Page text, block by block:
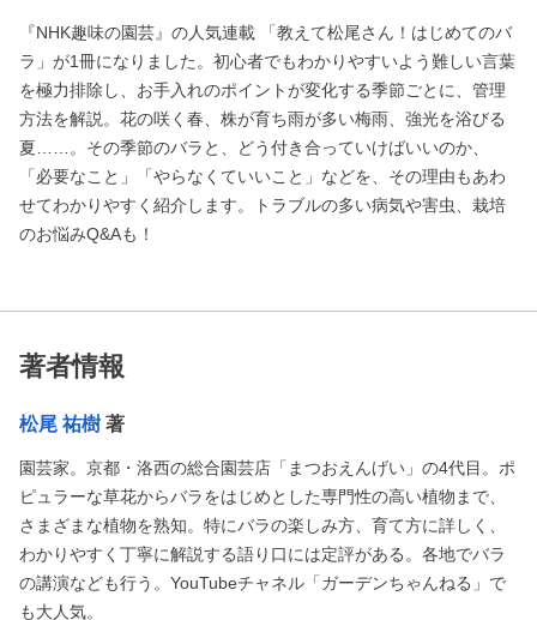
『NHK趣味の園芸』の人気連載 「教えて松尾さん！はじめてのバ
ラ」が1冊になりました。初心者でもわかりやすいよう難しい言葉
を極力排除し、お手入れのポイントが変化する季節ごとに、管理
方法を解説。花の咲く春、株が育ち雨が多い梅雨、強光を浴びる
夏……。その季節のバラと、どう付き合っていけばいいのか、
「必要なこと」「やらなくていいこと」などを、その理由もあわ
せてわかりやすく紹介します。トラブルの多い病気や害虫、栽培
のお悩みQ&Aも！
著者情報
松尾 祐樹 著
園芸家。京都・洛西の総合園芸店「まつおえんげい」の4代目。ポ
ピュラーな草花からバラをはじめとした専門性の高い植物まで、
さまざまな植物を熟知。特にバラの楽しみ方、育て方に詳しく、
わかりやすく丁寧に解説する語り口には定評がある。各地でバラ
の講演なども行う。YouTubeチャネル「ガーデンちゃんねる」で
も大人気。